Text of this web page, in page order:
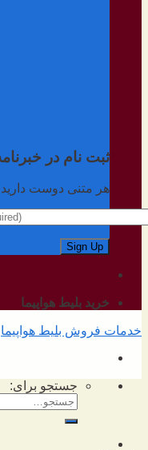
ثبت نام در
هر متنی دوست دارید
خرید بلیط هواپیما
خدمات فروش بلیط هواپیما
جستجو برای: